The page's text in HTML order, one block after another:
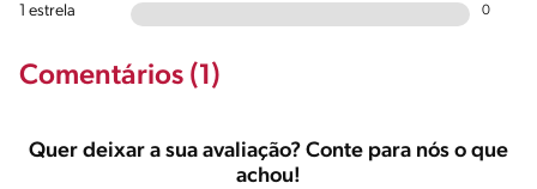
1 estrela 0
Comentários (1)
Quer deixar a sua avaliação? Conte para nós o que
achou!